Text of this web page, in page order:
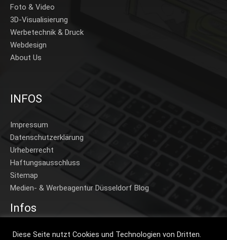
Foto & Video
3D-Visualisierung
Werbetechnik & Druck
Webdesign
About Us
INFOS
Impressum
Datenschutzerklärung
Urheberrecht
Haftungsausschluss
Sitemap
Medien- & Werbeagentur Düsseldorf Blog
Infos
Home
Diese Seite nutzt Cookies und Technologien von Dritten.